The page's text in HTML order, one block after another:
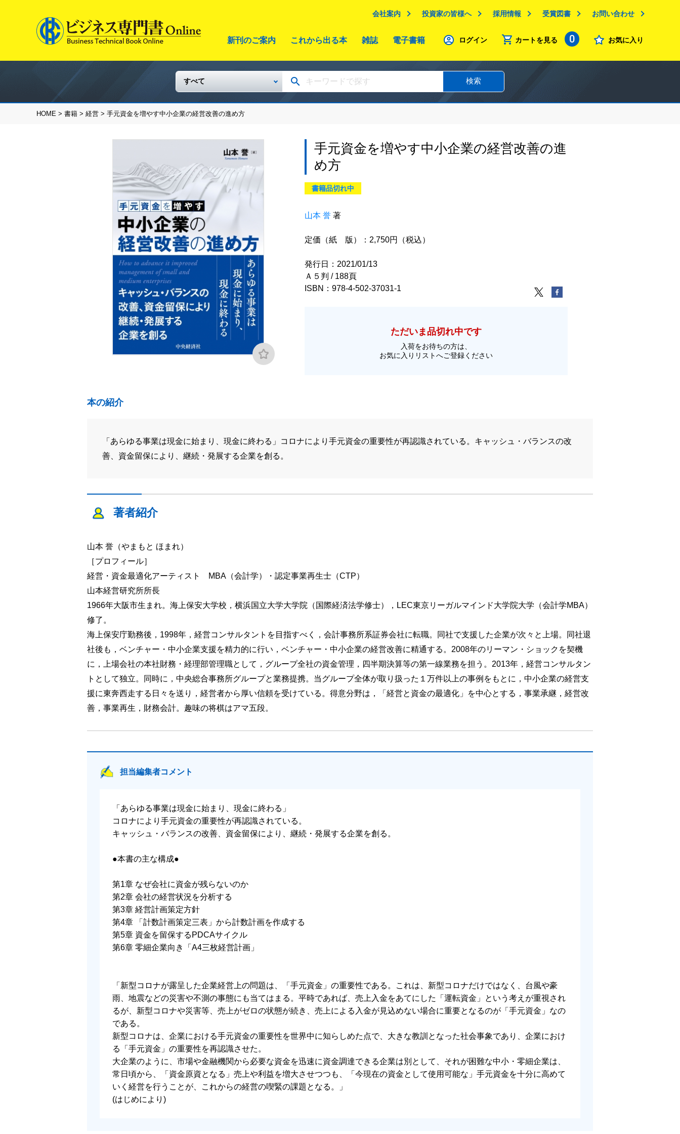
会社案内 投資家の皆様へ 採用情報 受賞図書 お問い合わせ
新刊のご案内 これから出る本 雑誌 電子書籍 ログイン カートを見る 0 お気に入り
検索
HOME > 書籍 > 経営 > 手元資金を増やす中小企業の経営改善の進め方
手元資金を増やす中小企業の経営改善の進
め方
書籍品切れ中
山本 誉 著
定価（紙 版）：2,750円（税込）
発行日：2021/01/13
Ａ５判 / 188頁
ISBN：978-4-502-37031-1
ただいま品切れ中です
入荷をお待ちの方は、
お気に入りリストへご登録ください
本の紹介
「あらゆる事業は現金に始まり、現金に終わる」コロナにより手元資金の重要性が再認識されている。キャッシュ・バランスの改
善、資金留保により、継続・発展する企業を創る。
著者紹介
山本 誉（やまもと ほまれ）
［プロフィール］
経営・資金最適化アーティスト MBA（会計学）・認定事業再生士（CTP）
山本経営研究所所長
1966年大阪市生まれ。海上保安大学校，横浜国立大学大学院（国際経済法学修士），LEC東京リーガルマインド大学院大学（会計学MBA）
修了。
海上保安庁勤務後，1998年，経営コンサルタントを目指すべく，会計事務所系証券会社に転職。同社で支援した企業が次々と上場。同社退
社後も，ベンチャー・中小企業支援を精力的に行い，ベンチャー・中小企業の経営改善に精通する。2008年のリーマン・ショックを契機
に，上場会社の本社財務・経理部管理職として，グループ全社の資金管理，四半期決算等の第一線業務を担う。2013年，経営コンサルタン
トとして独立。同時に，中央総合事務所グループと業務提携。当グループ全体が取り扱った１万件以上の事例をもとに，中小企業の経営支
援に東奔西走する日々を送り，経営者から厚い信頼を受けている。得意分野は，「経営と資金の最適化」を中心とする，事業承継，経営改
善，事業再生，財務会計。趣味の将棋はアマ五段。
担当編集者コメント
「あらゆる事業は現金に始まり、現金に終わる」
コロナにより手元資金の重要性が再認識されている。
キャッシュ・バランスの改善、資金留保により、継続・発展する企業を創る。
●本書の主な構成●
第1章 なぜ会社に資金が残らないのか
第2章 会社の経営状況を分析する
第3章 経営計画策定方針
第4章 「計数計画策定三表」から計数計画を作成する
第5章 資金を留保するPDCAサイクル
第6章 零細企業向き「A4三枚経営計画」
「新型コロナが露呈した企業経営上の問題は、「手元資金」の重要性である。これは、新型コロナだけではなく、台風や豪
雨、地震などの災害や不測の事態にも当てはまる。平時であれば、売上入金をあてにした「運転資金」という考えが重視され
るが、新型コロナや災害等、売上がゼロの状態が続き、売上による入金が見込めない場合に重要となるのが「手元資金」なの
である。
新型コロナは、企業における手元資金の重要性を世界中に知らしめた点で、大きな教訓となった社会事象であり、企業におけ
る「手元資金」の重要性を再認識させた。
大企業のように、市場や金融機関から必要な資金を迅速に資金調達できる企業は別として、それが困難な中小・零細企業は、
常日頃から、「資金原資となる」売上や利益を増大させつつも、「今現在の資金として使用可能な」手元資金を十分に高めて
いく経営を行うことが、これからの経営の喫緊の課題となる。」
(はじめにより)